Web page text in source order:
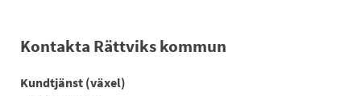
Kontakta Rättviks kommun
Kundtjänst (växel)